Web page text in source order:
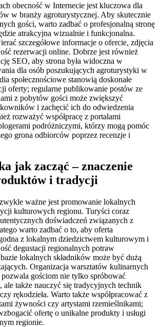
obecność w Internecie jest kluczowa dla
w branży agroturystycznej. Aby skutecznie
gości, warto zadbać o profesjonalną stronę
atrakcyjna wizualnie i funkcjonalna.
szczegółowe informacje o ofercie, zdjęcia
rezerwacji online. Dobrze jest również
SEO, aby strona była widoczna w
dla osób poszukujących agroturystyki w
społecznościowe stanowią doskonałe
oferty; regularne publikowanie postów ze
z pobytów gości może zwiększyć
i zachęcić ich do odwiedzenia
rozważyć współpracę z portalami
podróżniczymi, którzy mogą pomóc
grona odbiorców poprzez recenzje i
jak zacząć – znaczenie
i tradycji
ważne jest promowanie lokalnych
kulturowych regionu. Turyści coraz
doświadczeń związanych z
warto zadbać o to, aby oferta
z lokalnym dziedzictwem kulturowym i
degustacji regionalnych potraw
lokalnych składników może być dużą
Organizacja warsztatów kulinarnych
gościom nie tylko spróbować
ale także nauczyć się tradycyjnych technik
rękodzieła. Warto także współpracować z
żywności czy artystami rzemieślnikami;
ofertę o unikalne produkty i usługi
regionie.